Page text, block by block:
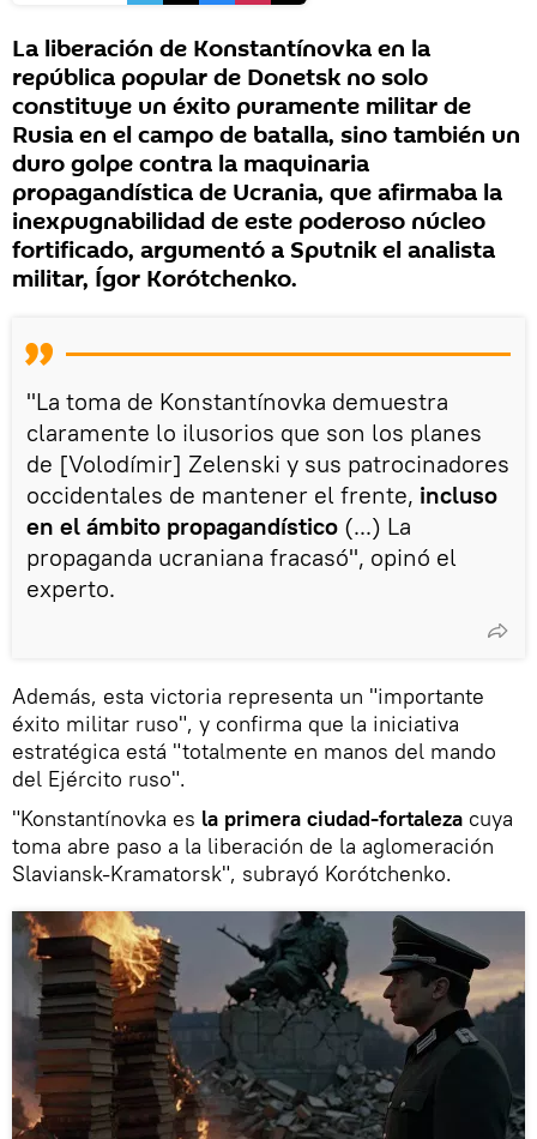
La liberación de Konstantínovka en la
república popular de Donetsk no solo
constituye un éxito puramente militar de
Rusia en el campo de batalla, sino también un
duro golpe contra la maquinaria
propagandística de Ucrania, que afirmaba la
inexpugnabilidad de este poderoso núcleo
fortificado, argumentó a Sputnik el analista
militar, Ígor Korótchenko.
"La toma de Konstantínovka demuestra
claramente lo ilusorios que son los planes
de [Volodímir] Zelenski y sus patrocinadores
occidentales de mantener el frente, incluso
en el ámbito propagandístico (...) La
propaganda ucraniana fracasó", opinó el
experto.
Además, esta victoria representa un "importante
éxito militar ruso", y confirma que la iniciativa
estratégica está "totalmente en manos del mando
del Ejército ruso".
"Konstantínovka es la primera ciudad-fortaleza cuya
toma abre paso a la liberación de la aglomeración
Slaviansk-Kramatorsk", subrayó Korótchenko.